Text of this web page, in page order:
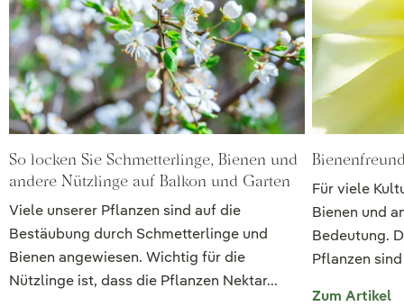
So locken Sie Schmetterlinge, Bienen und
andere Nützlinge auf Balkon und Garten
Viele unserer Pflanzen sind auf die
Bestäubung durch Schmetterlinge und
Bienen angewiesen. Wichtig für die
Nützlinge ist, dass die Pflanzen Nektar...
Für viele
Bienen und
Bedeutung.
Pflanzen
Zum Artikel